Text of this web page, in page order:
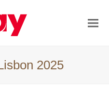
2025